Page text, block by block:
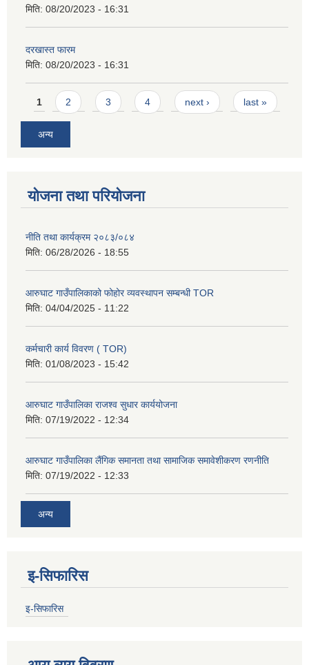
मिति: 08/20/2023 - 16:31
दरखास्त फारम
मिति: 08/20/2023 - 16:31
Pages
1 2 3 4 next › last »
अन्य
योजना तथा परियोजना
नीति तथा कार्यक्रम २०८३/०८४
मिति: 06/28/2026 - 18:55
आरुघाट गाउँपालिकाको फोहोर व्यवस्थापन सम्बन्धी TOR
मिति: 04/04/2025 - 11:22
कर्मचारी कार्य विवरण ( TOR)
मिति: 01/08/2023 - 15:42
आरुघाट गाउँपालिका राजश्व सुधार कार्ययोजना
मिति: 07/19/2022 - 12:34
आरुघाट गाउँपालिका लैंगिक समानता तथा सामाजिक समावेशीकरण रणनीति
मिति: 07/19/2022 - 12:33
अन्य
इ-सिफारिस
इ-सिफारिस